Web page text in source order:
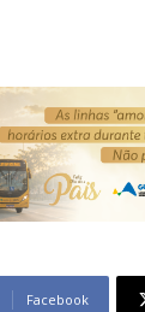
Facebook